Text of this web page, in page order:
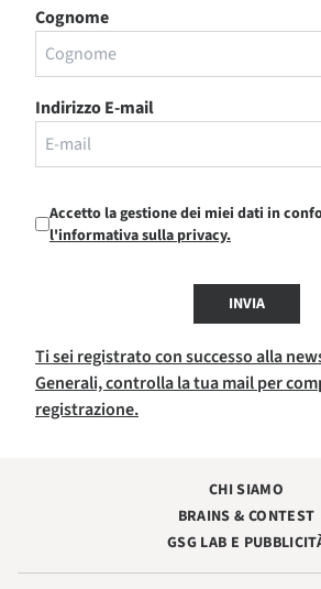
Cognome
Indirizzo E-mail
Accetto la gestione dei miei dati in
l'informativa sulla privacy.
INVIA
Ti sei registrato con successo alla
Generali, controlla la tua mail per
registrazione.
CHI SIAMO
BRAINS & CONTEST
GSG LAB E